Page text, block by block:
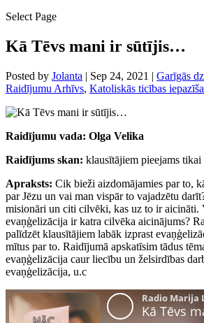
Select Page
Kā Tēvs mani ir sūtījis…
Posted by Jolanta | Sep 24, 2021 | Garīgās
Raidījumu Arhīvs, Katoliskās ticības
Raidījumu vada: Olga Velika
Raidījums skan: klausītājiem pieejams tikai
Apraksts: Cik bieži aizdomājamies par to,
par Jēzu un vai man vispār to vajadzētu
misionāri un citi cilvēki, kas uz to ir aicināti.
evaņģelizācija ir katra cilvēka aicinājums?
palīdzēt klausītājiem labāk izprast
mītus par to. Raidījumā apskatīsim tādus
evaņģelizācija caur liecību un želsirdības
evaņģelizācija, u.c